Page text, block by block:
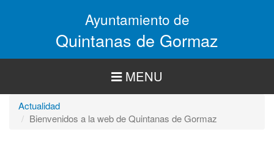
Ayuntamiento de
Quintanas de Gormaz
MENU
Actualidad
Bienvenidos a la web de Quintanas de Gormaz